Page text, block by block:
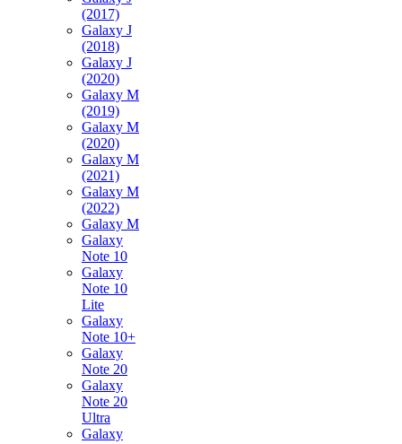
(2017)
Galaxy J
(2018)
Galaxy J
(2020)
Galaxy M
(2019)
Galaxy M
(2020)
Galaxy M
(2021)
Galaxy M
(2022)
Galaxy M
Galaxy
Note 10
Galaxy
Note 10
Lite
Galaxy
Note 10+
Galaxy
Note 20
Galaxy
Note 20
Ultra
Galaxy